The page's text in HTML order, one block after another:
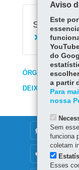
Serviços
Acessar
ÓRGÃO
DEIXE SUA
DENUNCIE
OUVIDORIA
Aviso
Este
do
a partir
Para
nossa
Sem
funciona
coletam
Esses